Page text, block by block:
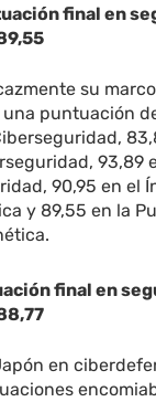
final en
su
puntuación
93,89
90,95 en el
y 89,55 en la
final en
en